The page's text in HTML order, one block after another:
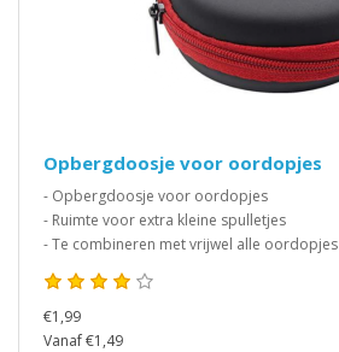
Opbergdoosje voor oordopjes
- Opbergdoosje voor oordopjes
- Ruimte voor extra kleine spulletjes
- Te combineren met vrijwel alle oordopjes
€1,99
Vanaf €1,49